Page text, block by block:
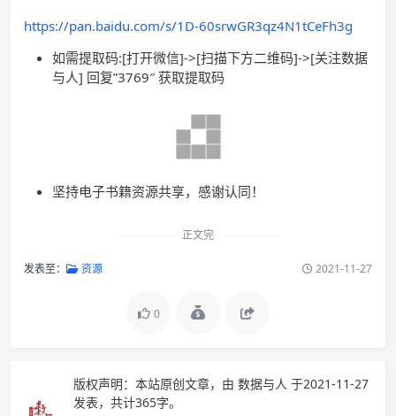
https://pan.baidu.com/s/1D-60srwGR3qz4N1tCeFh3g
如需提取码:[打开微信]->[扫描下方二维码]->[关注数据
与人] 回复”3769″ 获取提取码
坚持电子书籍资源共享，感谢认同！
正文完
发表至： 资源 2021-11-27
0
版权声明： 本站原创文章，由 数据与人 于2021-11-27
发表，共计365字。